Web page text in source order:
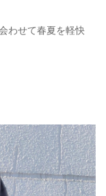
わせて春夏を軽快